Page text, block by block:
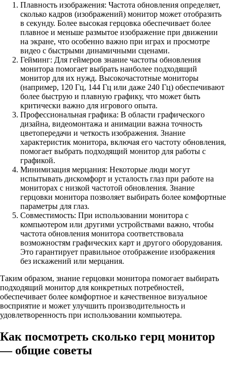
Плавность изображения: Частота обновления определяет,
сколько кадров (изображений) монитор может отобразить
в секунду. Более высокая герцовка обеспечивает более
плавное и меньше размытое изображение при движении
на экране, что особенно важно при играх и просмотре
видео с быстрыми динамичными сценами.
Гейминг: Для геймеров знание частоты обновления
монитора помогает выбрать наиболее подходящий
монитор для их нужд. Высокочастотные мониторы
(например, 120 Гц, 144 Гц или даже 240 Гц) обеспечивают
более быструю и плавную графику, что может быть
критически важно для игрового опыта.
Профессиональная графика: В области графического
дизайна, видеомонтажа и анимации важна точность
цветопередачи и четкость изображения. Знание
характеристик монитора, включая его частоту обновления,
помогает выбрать подходящий монитор для работы с
графикой.
Минимизация мерцания: Некоторые люди могут
испытывать дискомфорт и усталость глаз при работе на
мониторах с низкой частотой обновления. Знание
герцовки монитора позволяет выбирать более комфортные
параметры для глаз.
Совместимость: При использовании монитора с
компьютером или другими устройствами важно, чтобы
частота обновления монитора соответствовала
возможностям графических карт и другого оборудования.
Это гарантирует правильное отображение изображения
без искажений или мерцания.
Таким образом, знание герцовки монитора помогает выбирать
подходящий монитор для конкретных потребностей,
обеспечивает более комфортное и качественное визуальное
восприятие и может улучшить производительность и
удовлетворенность при использовании компьютера.
Как посмотреть сколько герц монитор
— общие советы